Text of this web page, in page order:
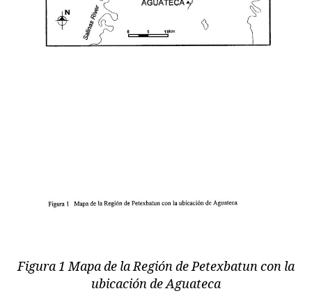
Figura 1 Mapa de la Región de Petexbatun con la
ubicación de Aguateca